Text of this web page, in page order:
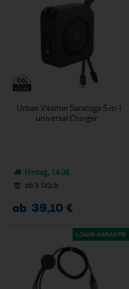
Urban Vitamin Saratoga 5-in-1
universal Charger
Freitag, 14.08.
ab 3 Stück
ab 39,10 €